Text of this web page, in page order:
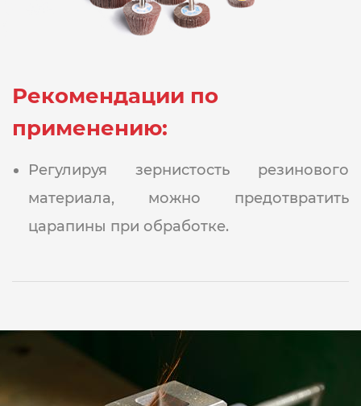
Рекомендации по
применению:
Регулируя зернистость резинового
материала, можно предотвратить
царапины при обработке.